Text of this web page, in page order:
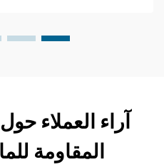
آراء العملاء
المقاومة